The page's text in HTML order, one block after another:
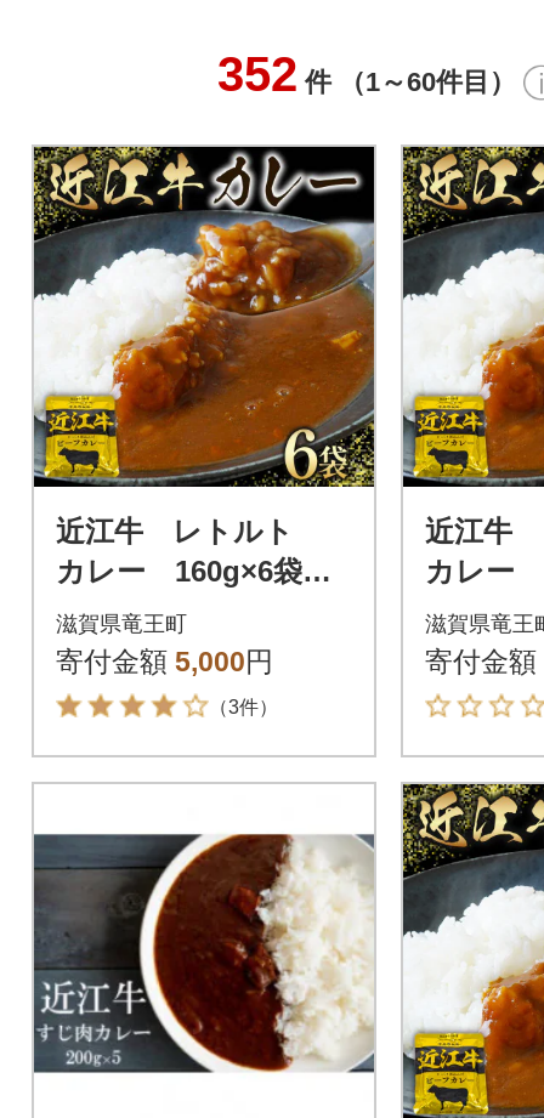
352 件 （1～60件目）
近江牛 レトルト
カレー 160g×6袋セ
ット K062
滋賀県竜王町
寄付金額 5,000円
（3件）
近江牛
カレー
ット
滋賀県竜王
寄付金額